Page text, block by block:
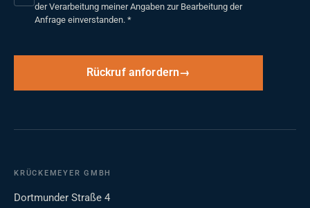
der Verarbeitung meiner Angaben zur Bearbeitung der
Anfrage einverstanden. *
Rückruf anfordern
KRÜCKEMEYER GMBH
Dortmunder Straße 4